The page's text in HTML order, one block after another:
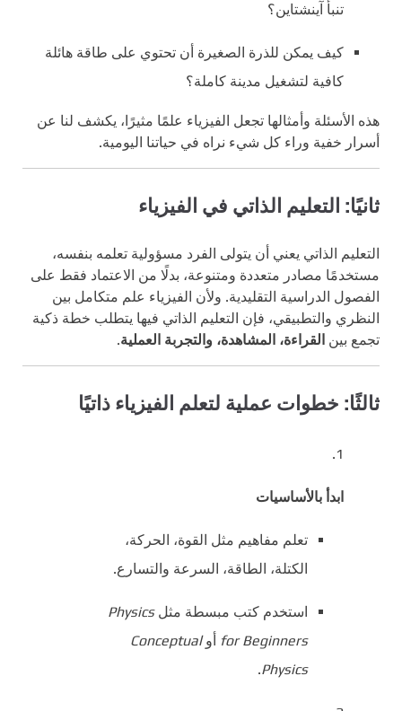
تنبأ آينشتاين؟
كيف يمكن للذرة الصغيرة أن تحتوي على طاقة هائلة
كافية لتشغيل مدينة كاملة؟
هذه الأسئلة وأمثالها تجعل الفيزياء علمًا مثيرًا، يكشف لنا عن
أسرار خفية وراء كل شيء نراه في حياتنا اليومية.
ثانيًا: التعليم الذاتي في الفيزياء
التعليم الذاتي يعني أن يتولى الفرد مسؤولية تعلمه بنفسه،
مستخدمًا مصادر متعددة ومتنوعة، بدلًا من الاعتماد فقط على
الفصول الدراسية التقليدية. ولأن الفيزياء علم متكامل بين
النظري والتطبيقي، فإن التعليم الذاتي فيها يتطلب خطة ذكية
تجمع بين القراءة، المشاهدة، والتجربة العملية.
ثالثًا: خطوات عملية لتعلم الفيزياء ذاتيًا
ابدأ بالأساسيات
تعلم مفاهيم مثل القوة، الحركة،
الكتلة، الطاقة، السرعة والتسارع.
استخدم كتب مبسطة مثلPhysics
for Beginners أوConceptual
Physics
.